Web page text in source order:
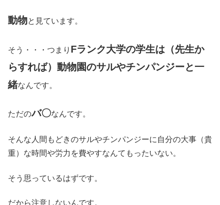
動物と見ています。
そう・・・つまり Fランク大学の学生は（先生か
らすれば）動物園のサルやチンパンジーと一
緒なんです。
ただのバ〇なんです。
そんな人間もどきのサルやチンパンジーに自分の大事（貴
重）な時間や労力を費やすなんてもったいない。
そう思っているはずです。
だから注意しないんです。